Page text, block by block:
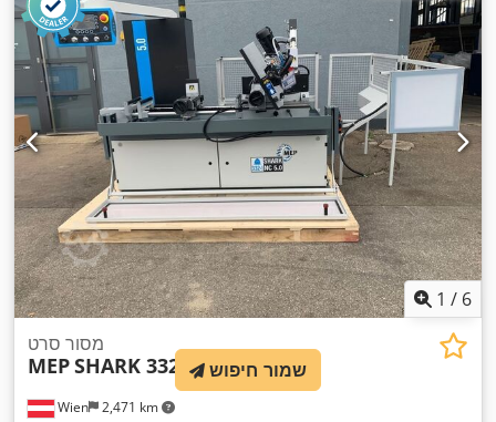
1 / 6
Wien 2,471 km
מסור סרט
MEPSHARK 332-1 NC 5.0
שמור חיפוש